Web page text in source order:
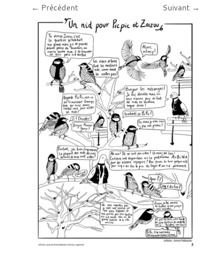
← Précédent Suivant →